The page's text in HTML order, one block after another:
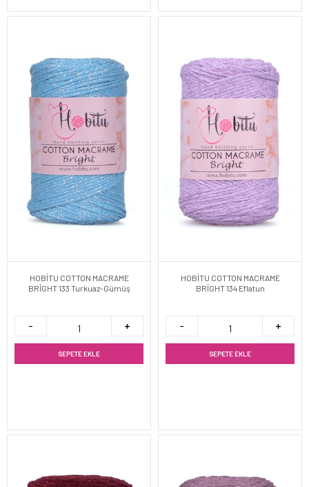
HOBİTU COTTON MACRAME
BRİGHT 133 Turkuaz-Gümüş
SEPETE EKLE
HOBİTU COTTON MACRAME
BRİGHT 134 Eflatun
SEPETE EKLE